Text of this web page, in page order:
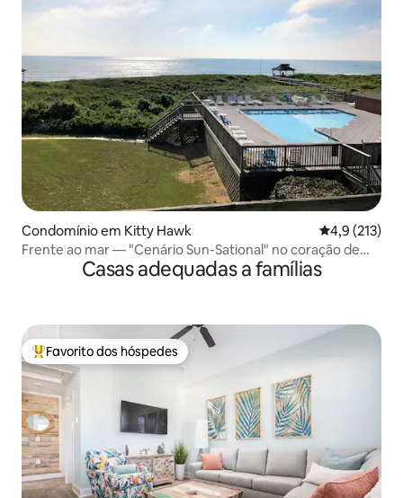
Condomínio em Kitty Hawk Classificação
4,9 (213)
Frente ao mar — "Cenário Sun-Sational" no coração de
Casas adequadas a famílias
Favoritos dos hóspedes mais apreciados
Favorito dos hóspedes